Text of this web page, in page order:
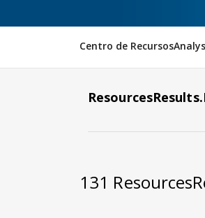
Centro de Recursos
131